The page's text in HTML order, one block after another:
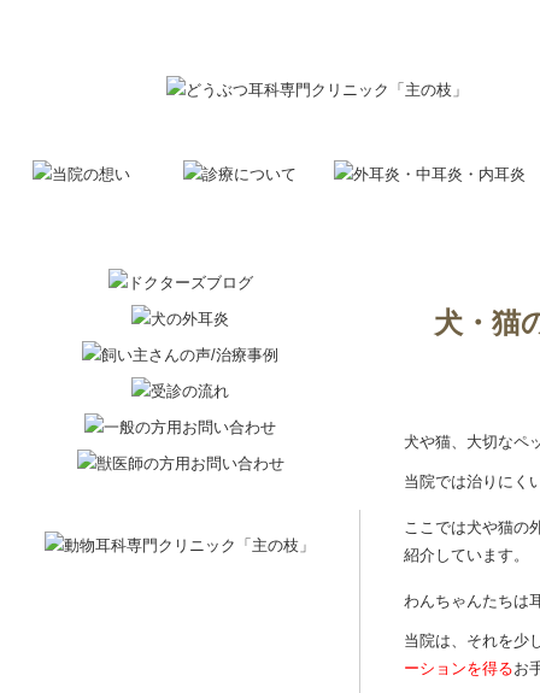
犬・猫
犬や猫、大切なペ
当院では治りにく
ここでは犬や猫の
紹介しています。
わんちゃんたちは
当院は、それを少
ーションを得るお